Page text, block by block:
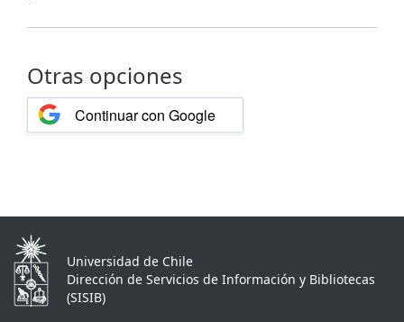
Otras opciones
Continuar con Google
Universidad de Chile
Dirección de Servicios de Información y Bibliotecas
(SISIB)